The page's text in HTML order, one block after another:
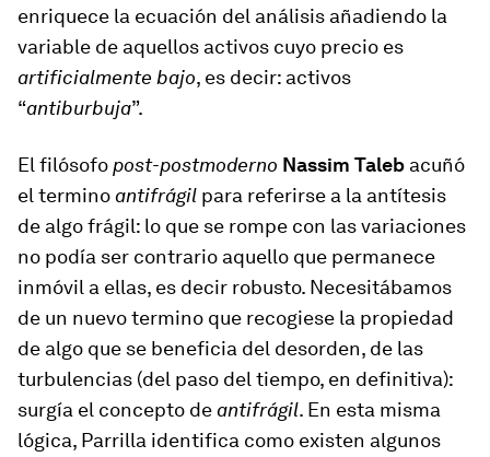
enriquece la ecuación del análisis añadiendo la
variable de aquellos activos cuyo precio es
artificialmente bajo, es decir: activos
“antiburbuja”.
El filósofo post-postmoderno Nassim Taleb acuñó
el terminoantifrágil para referirse a la antítesis
de algo frágil: lo que se rompe con las variaciones
no podía ser contrario aquello que permanece
inmóvil a ellas, es decir robusto. Necesitábamos
de un nuevo termino que recogiese la propiedad
de algo que se beneficia del desorden, de las
turbulencias (del paso del tiempo, en definitiva):
surgía el concepto deantifrágil. En esta misma
lógica, Parrilla identifica como existen algunos